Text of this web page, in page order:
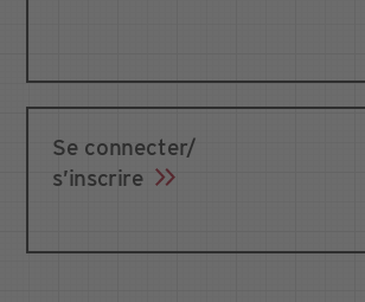
Se connecter/
s’inscrire